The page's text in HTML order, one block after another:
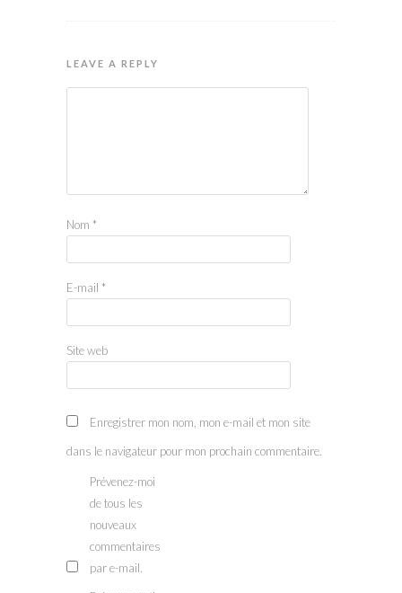
LEAVE A REPLY
Nom *
E-mail *
Site web
Enregistrer mon nom, mon e-mail et mon site
dans le navigateur pour mon prochain commentaire.
Prévenez-moi
de tous les
nouveaux
commentaires
par e-mail.